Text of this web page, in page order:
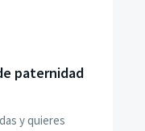
paternidad
y quieres